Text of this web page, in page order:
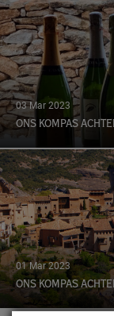
03 Mar 2023
ONS KOMPAS
01 Mar 2023
ONS KOMPAS